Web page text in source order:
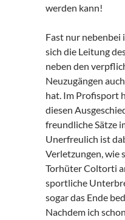
werden kann!
Fast nur nebenbei
sich die Leitung
neben den
Neuzugängen
hat. Im Profisport
diesen
freundliche Sätze
Unerfreulich ist
Verletzungen, wie
Torhüter Coltorti
sportliche
sogar das Ende
Nachdem ich